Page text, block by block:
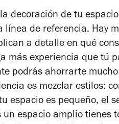
decoración de tu
línea de referencia. Hay
a detalle en qué
más experiencia que tú
podrás ahorrarte
es mezclar estilos:
espacio es pequeño, el
un espacio amplio tienes